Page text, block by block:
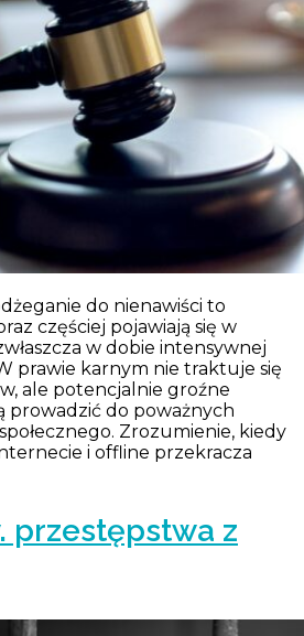
do nienawiści to
częściej pojawiają się w
w dobie intensywnej
prawie karnym nie traktuje się
ale potencjalnie groźne
prowadzić do poważnych
Zrozumienie, kiedy
i offline przekracza
przestępstwa z